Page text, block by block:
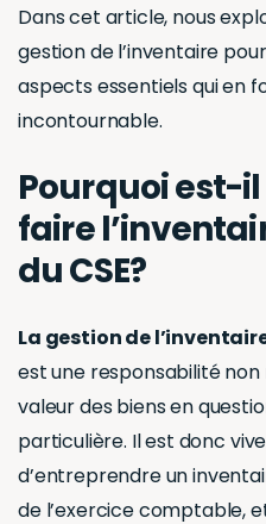
La gestion de l’inventaire
ressources sont utilisées
opérations se déroulent
signification particulière
avec précision pour
spécifiques du comité.
explorerons
l’inventaire pour un CSE,
essentiels qui en font